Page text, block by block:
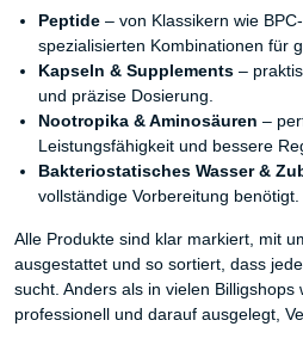
Peptide – von Klassikern wie
spezialisierten Kombinationen für
Kapseln & Supplements –
und präzise Dosierung.
Nootropika & Aminosäuren –
Leistungsfähigkeit und bessere
Bakteriostatisches Wasser &
vollständige Vorbereitung benötigt.
Alle Produkte sind klar markiert, mit
ausgestattet und so sortiert, dass
sucht. Anders als in vielen Billigshops
professionell und darauf ausgelegt,